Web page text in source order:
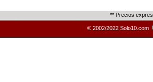
** Precios
© 2002/2022 Solo10.com